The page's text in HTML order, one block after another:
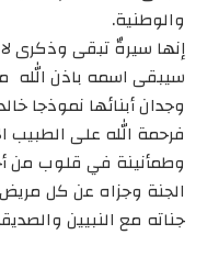
والوطنية.
إنها سيرةٌ تبقى وذكرى
سيبقى اسمه باذن
وجدان أبنائها نموذجا
فرحمة الله على الطبيب
وطمأنينة في قلوب من
الجنة وجزاه عن كل
جناته مع النبيين